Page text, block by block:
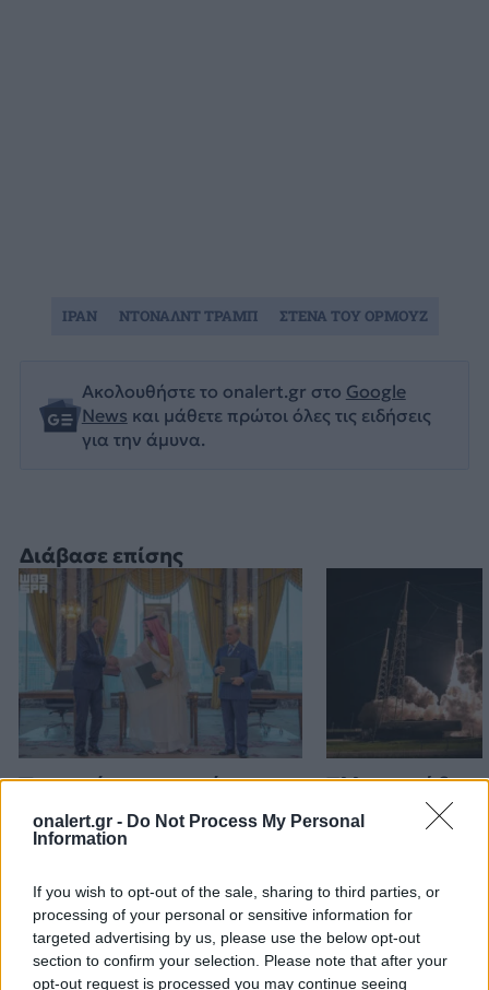
onalert.gr - Do Not Process My Personal
Information
If you wish to opt-out of the sale, sharing to third parties, or
processing of your personal or sensitive information for
targeted advertising by us, please use the below opt-out
section to confirm your selection. Please note that after your
opt-out request is processed you may continue seeing
Διάβασε επίσης
Τριμερής αμυντική
συμφωνία: Τουρκία,
Σαουδική Αραβία και
δεσμούς τους
Ελληνικοί
στρατιωτική
αξιοποίηση της
πληροφορίας
Ακολουθήστε το onalert.gr στο Google
News και μάθετε πρώτοι όλες τις ειδήσεις
για την άμυνα.
ΙΡΑΝ ΝΤΟΝΑΛΝΤ ΤΡΑΜΠ ΣΤΕΝΑ ΤΟΥ ΟΡΜΟΥΖ